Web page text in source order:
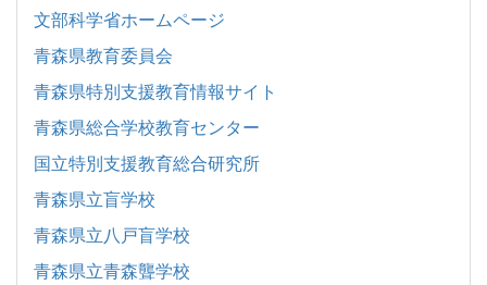
文部科学省ホームページ
青森県教育委員会
青森県特別支援教育情報サイト
青森県総合学校教育センター
国立特別支援教育総合研究所
青森県立盲学校
青森県立八戸盲学校
青森県立青森聾学校